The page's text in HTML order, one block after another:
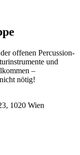
offenen Percussion-
und
–
nötig!
1020 Wien